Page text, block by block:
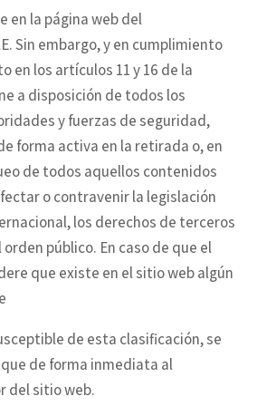
en la página web del
Sin embargo, y en cumplimiento
en los artículos 11 y 16 de la
a disposición de todos los
y fuerzas de seguridad,
forma activa en la retirada o, en
de todos aquellos contenidos
o contravenir la legislación
los derechos de terceros
público. En caso de que el
que existe en el sitio web algún
de esta clasificación, se
de forma inmediata al
del sitio web.